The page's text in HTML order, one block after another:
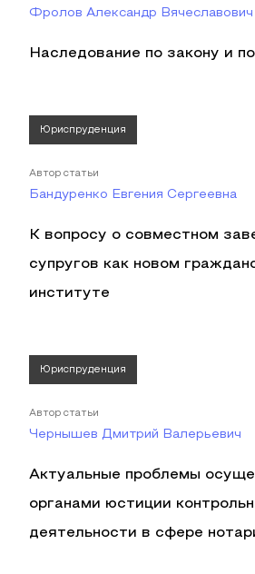
Фролов Александр Вячеславович
Наследование по закону и
Юриспруденция
Автор статьи
Бандуренко Евгения Сергеевна
К вопросу о совместном
супругов как новом
институте
Юриспруденция
Автор статьи
Чернышев Дмитрий Валерьевич
Актуальные проблемы
органами юстиции
деятельности в сфере